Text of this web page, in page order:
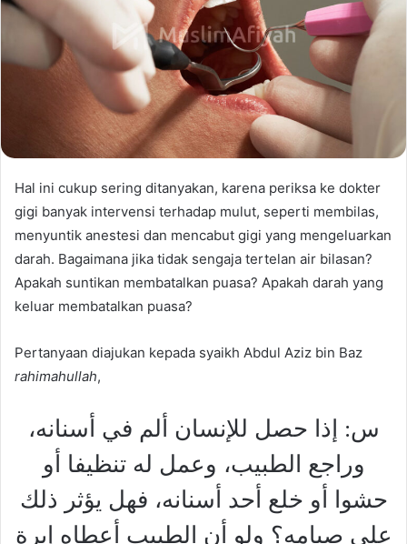
Hal ini cukup sering ditanyakan, karena periksa ke dokter
gigi banyak intervensi terhadap mulut, seperti membilas,
menyuntik anestesi dan mencabut gigi yang mengeluarkan
darah. Bagaimana jika tidak sengaja tertelan air bilasan?
Apakah suntikan membatalkan puasa? Apakah darah yang
keluar membatalkan puasa?
Pertanyaan diajukan kepada syaikh Abdul Aziz bin Baz
rahimahullah,
س: إذا حصل للإنسان ألم في أسنانه،
وراجع الطبيب، وعمل له تنظيفا أو
حشوا أو خلع أحد أسنانه، فهل يؤثر ذلك
على صيامه؟ ولو أن الطبيب أعطاه إبرة